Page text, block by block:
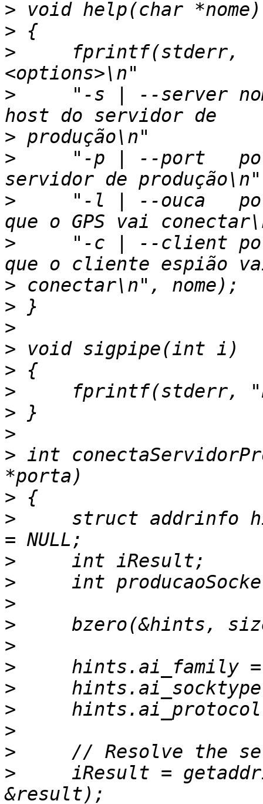
>
>
>
fprintf(stderr,
>
"-s | --server
>
>
"-p | --port
>
"-l | --ouca
>
"-c | --client
>
>
>
>
>
>
>
>
> int
>
>
struct addrinfo
>
>
>
>
>
>
>
>
>
>
>
iResult =